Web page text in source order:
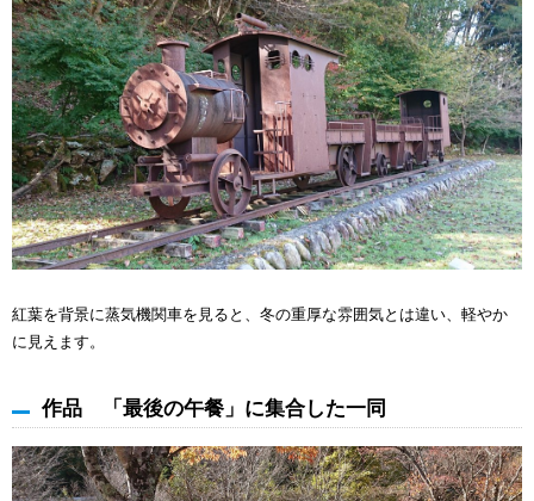
紅葉を背景に蒸気機関車を見ると、冬の重厚な雰囲気とは違い、軽やか
に見えます。
作品 「最後の午餐」に集合した一同